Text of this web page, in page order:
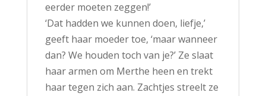
eerder moeten zeggen!’
‘Dat hadden we kunnen doen, liefje,’
geeft haar moeder toe, ‘maar wanneer
dan? We houden toch van je?’ Ze slaat
haar armen om Merthe heen en trekt
haar tegen zich aan. Zachtjes streelt ze